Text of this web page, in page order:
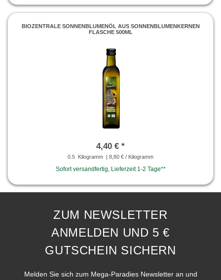
BIOZENTRALE SONNENBLUMENÖL AUS SONNENBLUMENKERNEN
FLASCHE 500ML
4,40 € *
0.5 Kilogramm | 8,80 € / Kilogramm
Sofort versandfertig, Lieferzeit 1-2 Tage**
ZUM NEWSLETTER
ANMELDEN UND 5 €
GUTSCHEIN SICHERN
Melden Sie sich zum Mega-Paradies Newsletter an und